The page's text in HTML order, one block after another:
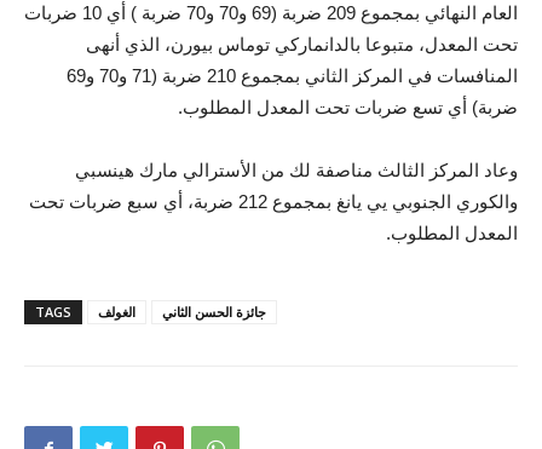
العام النهائي بمجموع 209 ضربة (69 و70 و70 ضربة ) أي 10 ضربات
تحت المعدل، متبوعا بالدانماركي توماس بيورن، الذي أنهى
المنافسات في المركز الثاني بمجموع 210 ضربة (71 و70 و69
ضربة) أي تسع ضربات تحت المعدل المطلوب.
وعاد المركز الثالث مناصفة لك من الأسترالي مارك هينسبي
والكوري الجنوبي يي يانغ بمجموع 212 ضربة، أي سبع ضربات تحت
المعدل المطلوب.
TAGS الغولف جائزة الحسن الثاني